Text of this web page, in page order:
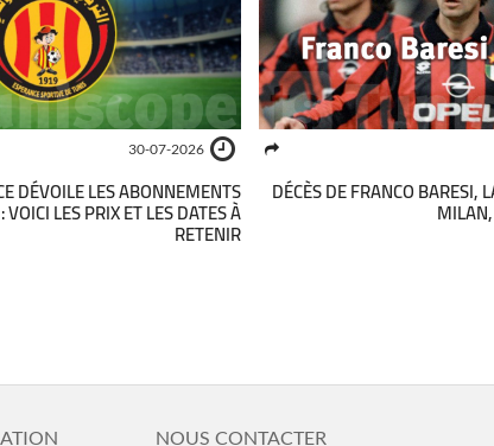
DÉCÈS DE FRANCO BARESI,
30-07-2026
DÉVOILE LES ABONNEMENTS
LES PRIX ET LES DATES À
RETENIR
NOUS CONTACTER